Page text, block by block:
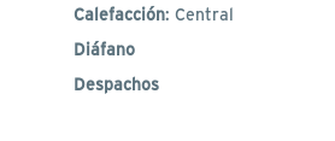
Calefacción: Central
Diáfano
Despachos